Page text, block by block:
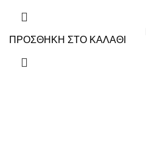
ΠΡΟΣΘΗΚΗ ΣΤΟ ΚΑΛΑΘΙ